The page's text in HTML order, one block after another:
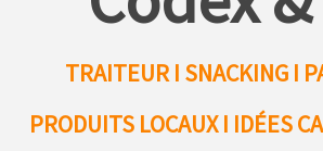
TRAITEUR I SNACKING I
PRODUITS LOCAUXI IDÉES